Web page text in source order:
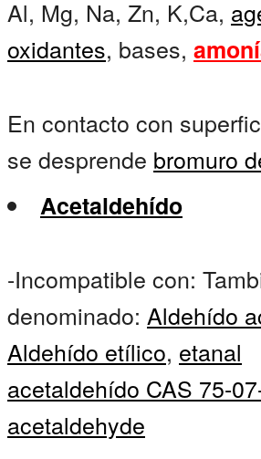
Al, Mg, Na, Zn, K,Ca,
oxidantes, bases,
En contacto con
se desprende bromuro
Acetaldehído
-Incompatible con:
denominado: Aldehído
Aldehído etílico, etanal
acetaldehído CAS 75-
acetaldehyde